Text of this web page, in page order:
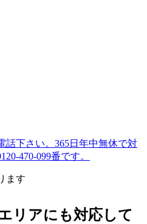
ます
リアにも対応して